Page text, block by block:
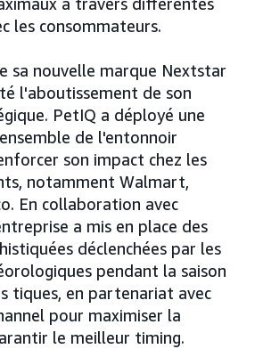
les consommateurs.
sa nouvelle marque Nextstar
l'aboutissement de son
PetIQ a déployé une
de l'entonnoir
son impact chez les
notamment Walmart,
En collaboration avec
a mis en place des
déclenchées par les
pendant la saison
tiques, en partenariat avec
pour maximiser la
le meilleur timing.